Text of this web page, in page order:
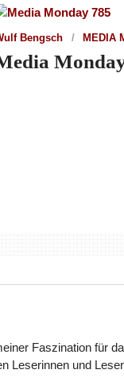
Bengsch MEDIA
Faszination für
Leserinnen und